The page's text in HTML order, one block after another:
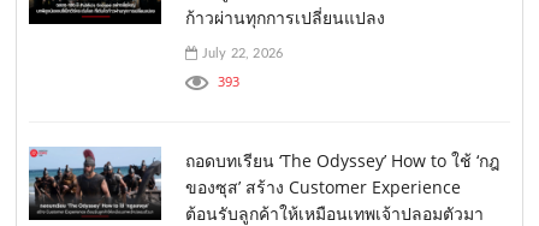
ก้าวผ่านทุกการเปลี่ยนแปลง
July 22, 2026
393
ถอดบทเรียน ‘The Odyssey’ How to ใช้ ‘กฎ
ของซุส’ สร้าง Customer Experience
ต้อนรับลูกค้าให้เหมือนเทพเจ้าปลอมตัวมา